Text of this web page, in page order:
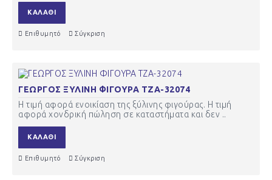
ΚΑΛΆΘΙ
Επιθυμητό Σύγκριση
ΓΕΩΡΓΟΣ ΞΥΛΙΝΗ ΦΙΓΟΥΡΑ ΤΖΑ-32074
Η τιμή αφορά ενοικίαση της ξύλινης φιγούρας. Η τιμή
αφορά χονδρική πώληση σε καταστήματα και δεν ..
ΚΑΛΆΘΙ
Επιθυμητό Σύγκριση